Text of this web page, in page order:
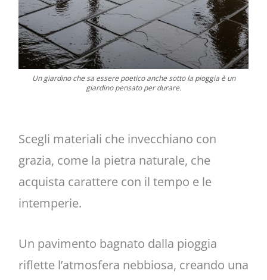
Un giardino che sa essere poetico anche sotto la pioggia è un
giardino pensato per durare.
Scegli materiali che invecchiano con
grazia, come la pietra naturale, che
acquista carattere con il tempo e le
intemperie.
Un pavimento bagnato dalla pioggia
riflette l’atmosfera nebbiosa, creando una